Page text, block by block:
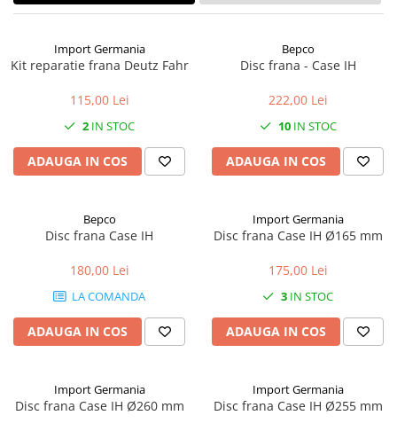
tractoare
1.4.1. Pompe hidraulice
1.4.2. Joystick
1.4.4. Cilindri si accesorii
1.5.1. Combustibili
1.5.2. Cuzineti si accesorii
1.5.3. Garnituri
motor si accesorii
Import Germania
Kit reparatie frana Deutz Fahr
115,00 Lei
2 IN STOC
ADAUGA IN COS
Bepco
Disc frana - Case IH
222,00 Lei
10IN STOC
ADAUGA IN COS
Bepco
Disc frana Case IH
180,00 Lei
LA COMANDA
ADAUGA IN COS
Import Germania
Disc frana Case IH Ø165 mm
175,00 Lei
3 IN STOC
ADAUGA IN COS
Import Germania
Disc frana Case IH Ø260 mm
Import Germania
Disc frana Case IH Ø255 mm